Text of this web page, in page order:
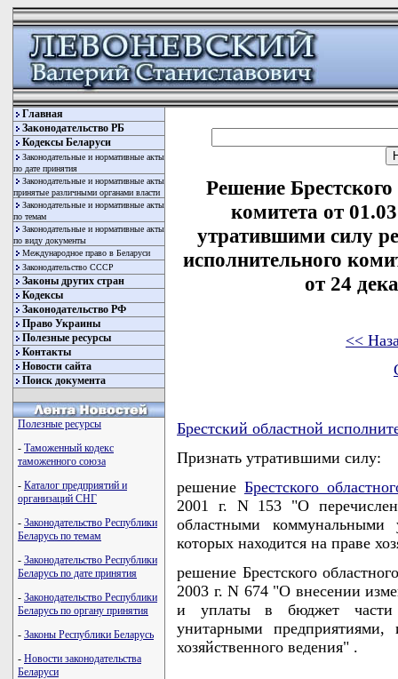
Главная
Законодательство РБ
Кодексы Беларуси
Законодательные и нормативные акты
по дате принятия
Законодательные и нормативные акты
принятые различными органами власти
Законодательные и нормативные акты
по темам
Законодательные и нормативные акты
по виду документы
Международное право в Беларуси
Законодательство СССР
Законы других стран
Кодексы
Законодательство РФ
Право Украины
Полезные ресурсы
Контакты
Новости сайта
Поиск документа
Полезные ресурсы
- Таможенный кодекс
таможенного союза
- Каталог предприятий и
организаций СНГ
- Законодательство Республики
Беларусь по темам
- Законодательство Республики
Беларусь по дате принятия
- Законодательство Республики
Беларусь по органу принятия
- Законы Республики Беларусь
- Новости законодательства
Беларуси
Решение
комитета от
утратившими силу
исполнительного
от 24
<<
Брестский областной
Признать утратившими силу:
решение Брестского
2001 г. N 153 "О
областными коммунальными
которых находится на праве
решение Брестского
2003 г. N 674 "О внесении
и уплаты в бюджет части
унитарными предприятиями,
хозяйственного ведения" .